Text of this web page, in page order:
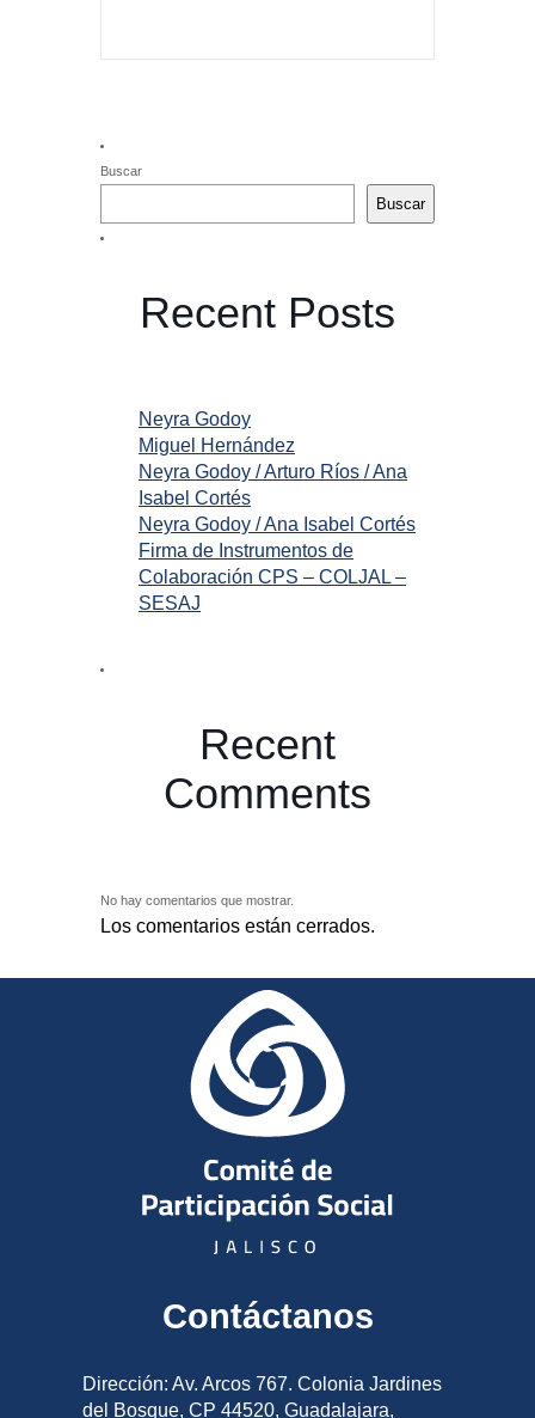
Buscar
Buscar
Recent Posts
Neyra Godoy
Miguel Hernández
Neyra Godoy / Arturo Ríos / Ana
Isabel Cortés
Neyra Godoy / Ana Isabel Cortés
Firma de Instrumentos de
Colaboración CPS – COLJAL –
SESAJ
Recent
Comments
No hay comentarios que mostrar.
Los comentarios están cerrados.
Contáctanos
Dirección: Av. Arcos 767. Colonia Jardines
del Bosque, CP 44520, Guadalajara,